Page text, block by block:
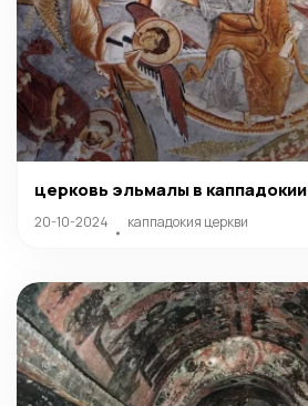
церковь эльмалы в каппадокии
20-10-2024 каппадокия церкви